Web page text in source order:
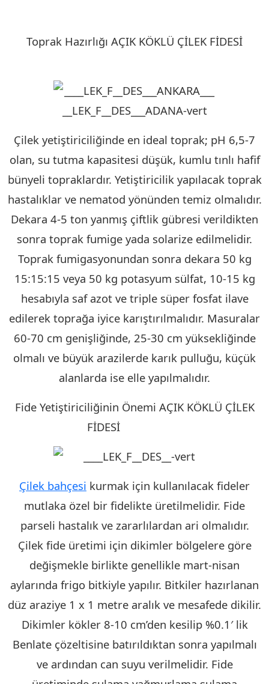
Toprak Hazırlığı AÇIK KÖKLÜ ÇİLEK FİDESİ
Çilek yetiştiriciliğinde en ideal toprak; pH 6,5-7
olan, su tutma kapasitesi düşük, kumlu tınlı hafif
bünyeli topraklardır. Yetiştiricilik yapılacak toprak
hastalıklar ve nematod yönünden temiz olmalıdır.
Dekara 4-5 ton yanmış çiftlik gübresi verildikten
sonra toprak fumige yada solarize edilmelidir.
Toprak fumigasyonundan sonra dekara 50 kg
15:15:15 veya 50 kg potasyum sülfat, 10-15 kg
hesabıyla saf azot ve triple süper fosfat ilave
edilerek toprağa iyice karıştırılmalıdır. Masuralar
60-70 cm genişliğinde, 25-30 cm yüksekliğinde
olmalı ve büyük arazilerde karık pulluğu, küçük
alanlarda ise elle yapılmalıdır.
Fide Yetiştiriciliğinin Önemi AÇIK KÖKLÜ ÇİLEK
FİDESİ
Çilek bahçesi kurmak için kullanılacak fideler
mutlaka özel bir fidelikte üretilmelidir. Fide
parseli hastalık ve zararlılardan ari olmalıdır.
Çilek fide üretimi için dikimler bölgelere göre
değişmekle birlikte genellikle mart-nisan
aylarında frigo bitkiyle yapılır. Bitkiler hazırlanan
düz araziye 1 x 1 metre aralık ve mesafede dikilir.
Dikimler kökler 8-10 cm’den kesilip %0.1′ lik
Benlate çözeltisine batırıldıktan sonra yapılmalı
ve ardından can suyu verilmelidir. Fide